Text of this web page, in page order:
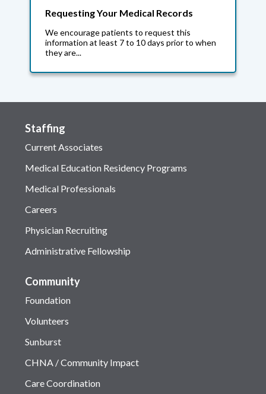
Requesting Your Medical Records
We encourage patients to request this
information at least 7 to 10 days prior to when
they are...
Staffing
Current Associates
Medical Education Residency Programs
Medical Professionals
Careers
Physician Recruiting
Administrative Fellowship
Community
Foundation
Volunteers
Sunburst
CHNA / Community Impact
Care Coordination